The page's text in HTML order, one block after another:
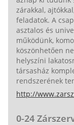
zárakkal,
feladatok. A
asztalos és
működünk,
köszönhetően
helyszíni
társasház
rendszerének
http://
0-24